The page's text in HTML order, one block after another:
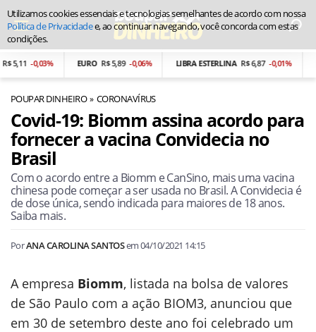
5,11 -0,03% EURO R$ 5,89 -0,06% LIBRA ESTERLINA R$ 6,87 -0,01%
POUPAR DINHEIRO CORONAVÍRUS
Covid-19: Biomm assina acordo para
fornecer a vacina Convidecia no
Brasil
Com o acordo entre a Biomm e CanSino, mais uma vacina
chinesa pode começar a ser usada no Brasil. A Convidecia é
de dose única, sendo indicada para maiores de 18 anos.
Saiba mais.
PorANA CAROLINA SANTOSem04/10/2021 14:15
A empresa Biomm, listada na bolsa de valores
de São Paulo com a ação BIOM3, anunciou que
em 30 de setembro deste ano foi celebrado um
Utilizamos cookies essenciais e tecnologias semelhantes de acordo com nossa
Política de Privacidadee, ao continuar navegando, você concorda com estas
condições.